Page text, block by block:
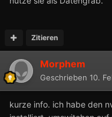
Zitieren
Morphem
Geschrieben 10.
kurze info. ich habe den